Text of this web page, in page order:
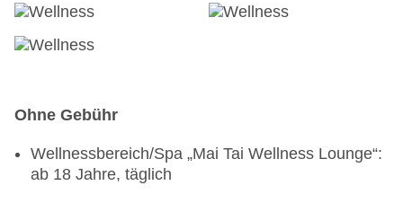
Ohne Gebühr
Wellnessbereich/Spa „Mai Tai Wellness Lounge“:
ab 18 Jahre, täglich